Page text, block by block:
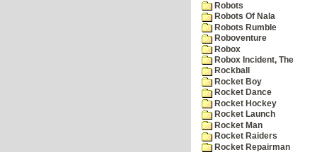
Robots
Robots Of Nala
Robots Rumble
Roboventure
Robox
Robox Incident, The
Rockball
Rocket Boy
Rocket Dance
Rocket Hockey
Rocket Launch
Rocket Man
Rocket Raiders
Rocket Repairman